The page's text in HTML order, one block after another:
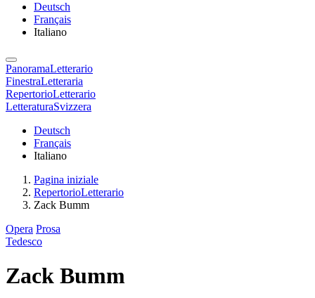
Deutsch
Français
Italiano
PanoramaLetterario
FinestraLetteraria
RepertorioLetterario
LetteraturaSvizzera
Deutsch
Français
Italiano
Pagina iniziale
RepertorioLetterario
Zack Bumm
Opera Prosa
Tedesco
Zack Bumm